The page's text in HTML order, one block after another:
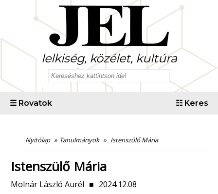
lelkiség, közélet, kultúra
☰ Rovatok ☷ Keres
Nyitólap » Tanulmányok » Istenszülő Mária
Istenszülő Mária
Molnár László Aurél ■ 2024.12.08